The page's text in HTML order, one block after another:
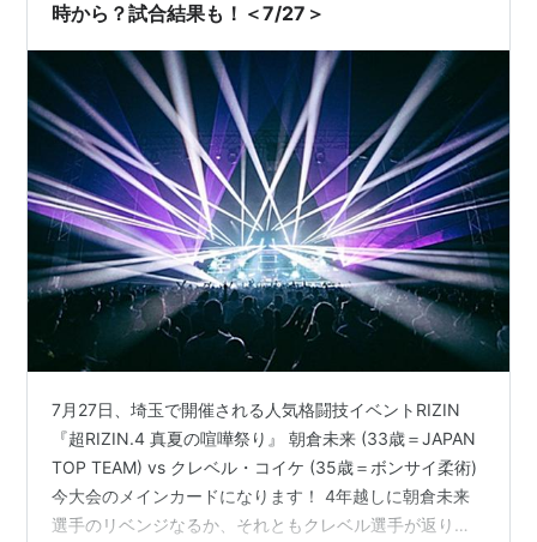
時から？試合結果も！＜7/27＞
7月27日、埼玉で開催される人気格闘技イベントRIZIN
『超RIZIN.4 真夏の喧嘩祭り』 朝倉未来 (33歳＝JAPAN
TOP TEAM) vs クレベル・コイケ (35歳＝ボンサイ柔術)
今大会のメインカードになります！ 4年越しに朝倉未来
選手のリベンジなるか、それともクレベル選手が返り討